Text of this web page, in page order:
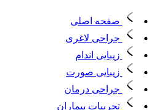
صفحه اصلی
جراحی لاغری
زیبایی اندام
زیبایی صورت
جراحی درمان
تجربیات بیماران